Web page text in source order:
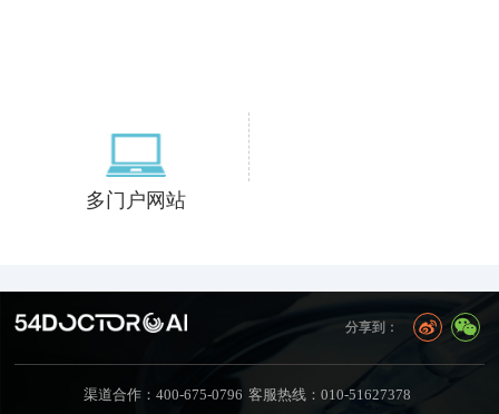
多门户网站
分享到：
渠道合作：400-675-0796 客服热线：010-51627378